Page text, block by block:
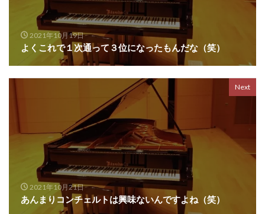
2021年10月19日
よくこれで１次通って３位になったもんだな（笑）
Next
2021年10月21日
あんまりコンチェルトは興味ないんですよね（笑）